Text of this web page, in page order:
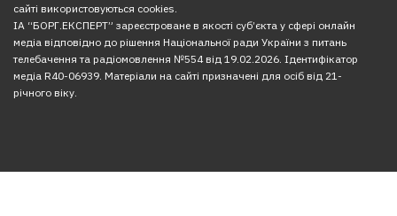
сайті використовуються cookies.
ІА “БОРГ.ЕКСПЕРТ” зареєстроване в якості суб’єкта у сфері онлайн
медіа відповідно до рішення Національної ради України з питань
телебачення та радіомовлення №554 від 19.02.2026. Ідентифікатор
медіа R40-06939. Матеріали на сайті призначені для осіб від 21-
річного віку.